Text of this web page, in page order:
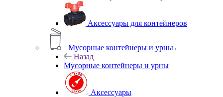
Аксессуары для контейнеров
Мусорные контейнеры и урны
Назад
Мусорные контейнеры и урны
Аксессуары